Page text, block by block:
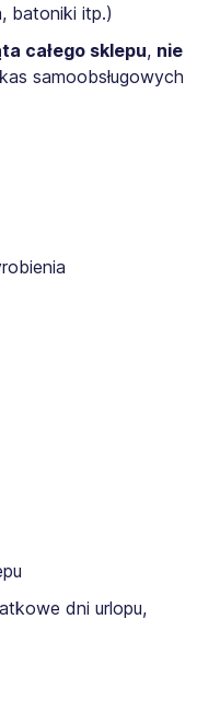
batoniki itp.)
całego sklepu, nie
samoobsługowych
dni urlopu,